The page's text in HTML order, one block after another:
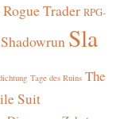
Rogue Trader RPG-
Shadowrun Sla
Tage des Ruins The
Suit